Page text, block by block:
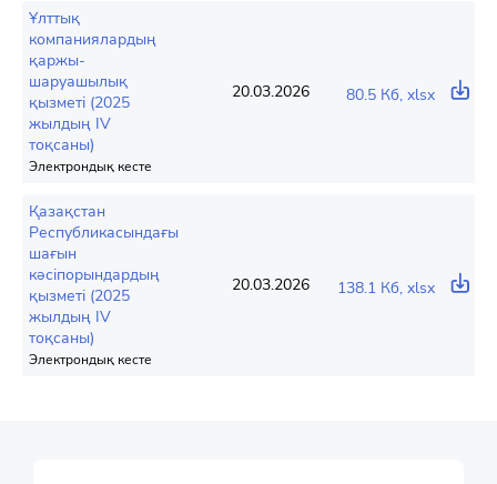
Ұлттық
компаниялардың
қаржы-
шаруашылық
қызметі (2025
жылдың IV
тоқсаны)
Электрондық кесте
20.03.2026 80.5 Кб, xlsx
Қазақстан
Республикасындағы
шағын
кәсіпорындардың
қызметі (2025
жылдың IV
тоқсаны)
Электрондық кесте
20.03.2026 138.1 Кб, xlsx